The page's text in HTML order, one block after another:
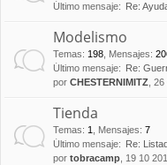
Último mensaje:
Re:
Modelismo
Temas: 198 Mensajes:
Último mensaje:
Re:
por CHESTERNIMITZ ,
Tienda
Temas: 1 Mensajes: 7
Último mensaje:
Re:
por tobracamp , 19 10